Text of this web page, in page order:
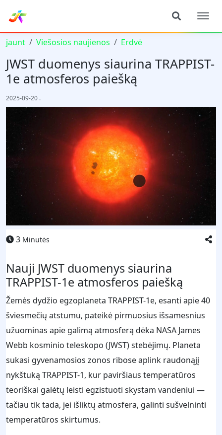
jaunt Viešosios naujienos Erdvė
JWST duomenys siaurina TRAPPIST-
1e atmosferos paiešką
2025-09-20 .
3 Minutės
Nauji JWST duomenys siaurina
TRAPPIST-1e atmosferos paiešką
Žemės dydžio egzoplaneta TRAPPIST-1e, esanti apie 40
šviesmečių atstumu, pateikė pirmuosius išsamesnius
užuominas apie galimą atmosferą dėka NASA James
Webb kosminio teleskopo (JWST) stebėjimų. Planeta
sukasi gyvenamosios zonos ribose aplink raudonąjį
nykštuką TRAPPIST-1, kur paviršiaus temperatūros
teoriškai galėtų leisti egzistuoti skystam vandeniui —
tačiau tik tada, jei išliktų atmosfera, galinti sušvelninti
temperatūros skirtumus.